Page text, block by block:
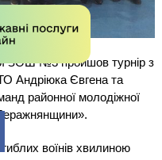
ЗОШ №3 пройшов турнір з
Андріюка Євгена та
районної молодіжної
воїнів хвилиною